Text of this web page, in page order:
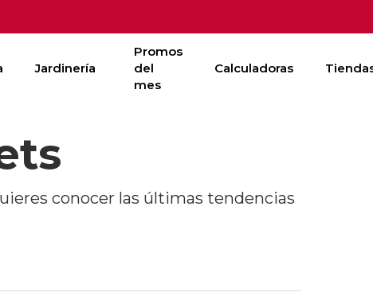
Jardinería
Promos
del
mes
Calculadoras
conocer las últimas tendencias